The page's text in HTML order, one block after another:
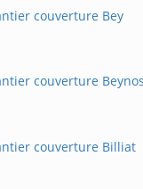
couverture Bey
couverture
couverture Billiat